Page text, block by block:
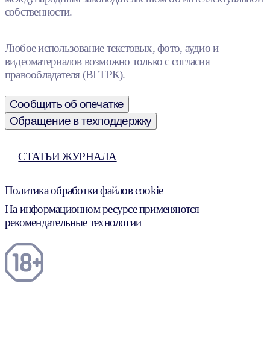
собственности.
Любое использование текстовых, фото, аудио и
видеоматериалов возможно только с согласия
правообладателя (ВГТРК).
Сообщить об опечатке
Обращение в техподдержку
СТАТЬИ ЖУРНАЛА
Политика обработки файлов cookie
На информационном ресурсе применяются
рекомендательные технологии